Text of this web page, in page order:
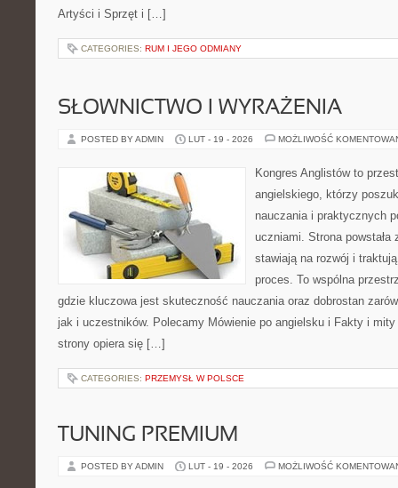
Artyści i Sprzęt i […]
CATEGORIES: RUM I JEGO ODMIANY
SŁOWNICTWO I WYRAŻENIA
POSTED BY ADMIN LUT - 19 - 2026 MOŻLIWOŚĆ
Kongres Anglistów to
angielskiego, którzy
nauczania i praktycznych
uczniami. Strona
stawiają na rozwój i
proces. To wspólna
gdzie kluczowa jest skuteczność nauczania oraz dobrostan
jak i uczestników. Polecamy Mówienie po angielsku i Fakty i
strony opiera się […]
CATEGORIES: PRZEMYSŁ W POLSCE
TUNING PREMIUM
POSTED BY ADMIN LUT - 19 - 2026 MOŻLIWOŚĆ